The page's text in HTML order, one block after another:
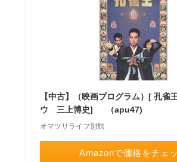
【中古】（映画プログラム）[ 孔雀
ウ 三上博史] （apu47)
オマツリライフ別館
Amazonで価格をチェ